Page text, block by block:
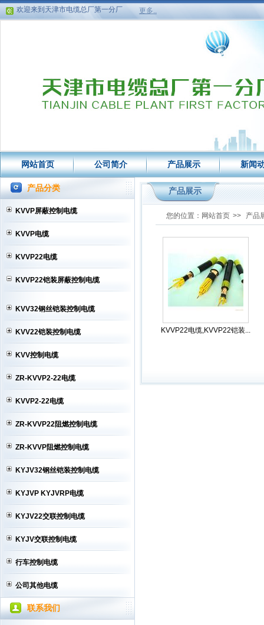
欢迎来到天津市电缆总厂第一分厂
欢迎来到天津市电缆总厂第一分厂
更多..
网站首页 公司简介 产品展示 新闻
产品分类
KVVP屏蔽控制电缆
KVVP电缆
KVVP22电缆
KVVP22铠装屏蔽控制电缆
KVV32钢丝铠装控制电缆
KVV22铠装控制电缆
KVV控制电缆
ZR-KVVP2-22电缆
KVVP2-22电缆
ZR-KVVP22阻燃控制电缆
ZR-KVVP阻燃控制电缆
KYJV32钢丝铠装控制电缆
KYJVP KYJVRP电缆
KYJV22交联控制电缆
KYJV交联控制电缆
行车控制电缆
公司其他电缆
联系我们
产品展示
您的位置： 网站首页 >> 产品
KVVP22电缆,KVVP22铠装...